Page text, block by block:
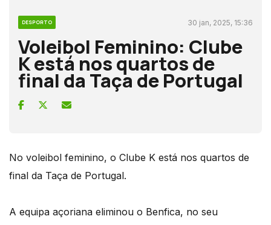
DESPORTO 30 jan, 2025, 15:36
Voleibol Feminino: Clube
K está nos quartos de
final da Taça de Portugal
No voleibol feminino, o Clube K está nos quartos de
final da Taça de Portugal.
A equipa açoriana eliminou o Benfica, no seu